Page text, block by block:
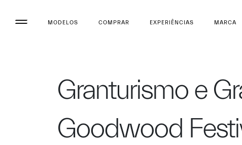
MODELOS COMPRAR EXPERIÊNCIAS MARCA
Granturismo e
Goodwood